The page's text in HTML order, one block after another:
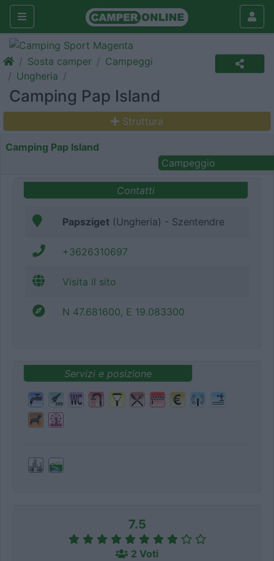
Sosta camper
Campeggi
Ungheria
Camping Pap Island
Struttura
Camping Pap Island
Campeggio
Contatti
Papsziget (Ungheria) - Szentendre
+3626310697
Visita il sito
N 47.681600, E 19.083300
Servizi e posizione
7.5
2 Voti